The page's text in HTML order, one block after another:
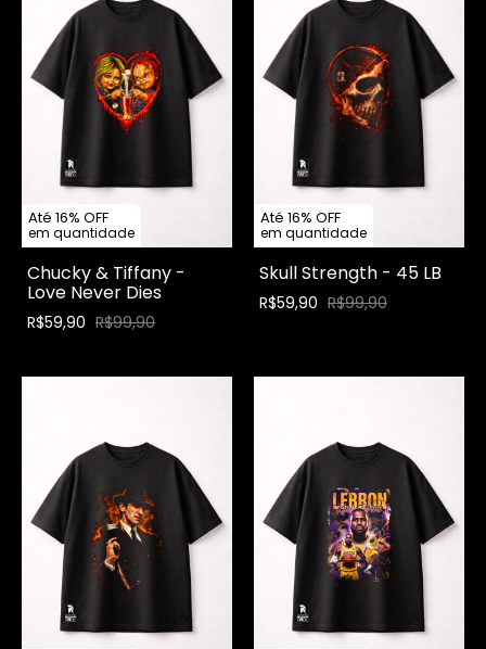
Até 16% OFF
em quantidade
Chucky & Tiffany -
Love Never Dies
R$59,90 R$99,90
Até 16% OFF
em quantidade
Skull Strength - 45 LB
R$59,90 R$99,90